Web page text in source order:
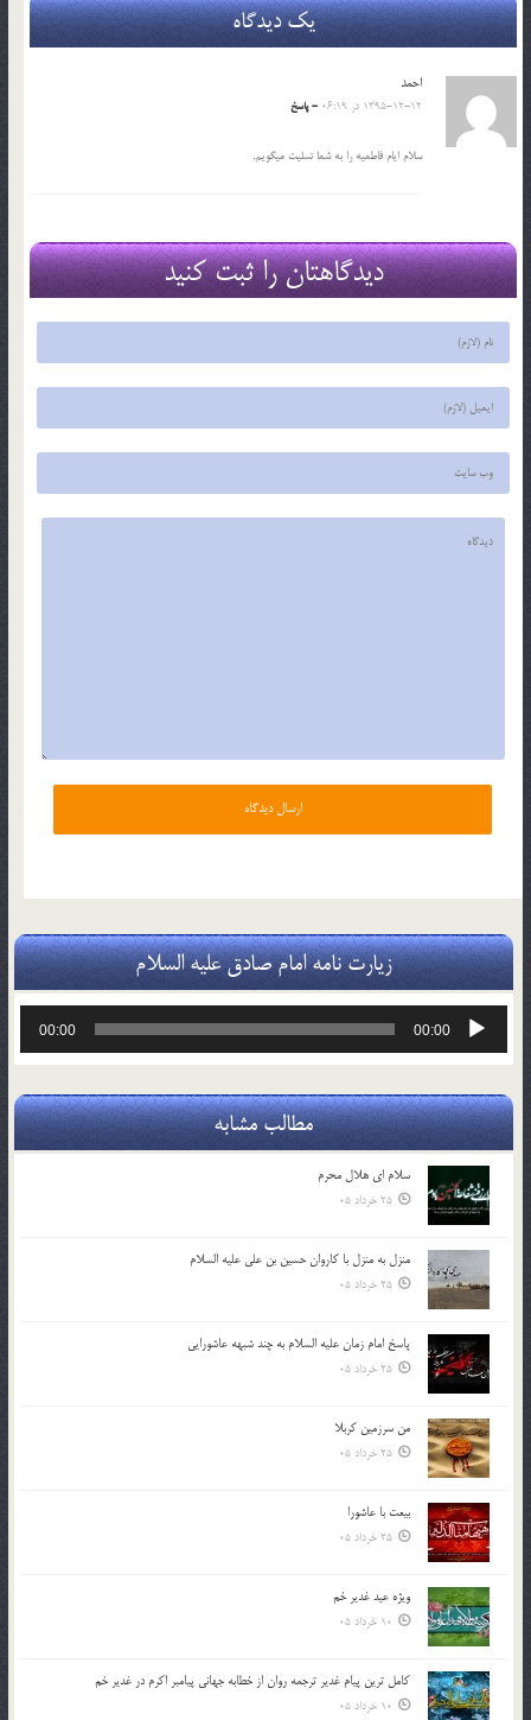
یک دیدگاه
احمد
1395-12-12 در 06:19 - پاسخ
سلام ایام فاطمیه را به شما تسلیت میگویم.
دیدگاهتان را ثبت کنید
زیارت نامه امام صادق علیه السلام
پخش‌کننده
00:00
00:00
مطالب مشابه
سلام ای هلال محرم
25 خرداد 05
منزل به منزل با کاروان حسین بن علی علیه السلام
25 خرداد 05
پاسخ امام زمان علیه السلام به چند شبهه عاشورایی
25 خرداد 05
من سرزمین کربلا
25 خرداد 05
بیعت با عاشورا
25 خرداد 05
ویژه عید غدیر خم
10 خرداد 05
کامل ترین پیام غدیر ترجمه روان از خطابه جهانی پیامبر اکرم در غدیر خم
10 خرداد 05